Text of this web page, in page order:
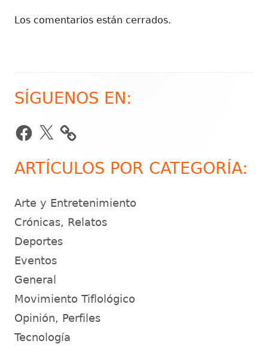
Los comentarios están cerrados.
Barra
lateral
SÍGUENOS EN:
Facebook
X
ARTÍCULOS POR CATEGORÍA:
Arte y Entretenimiento
Crónicas, Relatos
Deportes
Eventos
General
Movimiento Tiflológico
Opinión, Perfiles
Tecnología